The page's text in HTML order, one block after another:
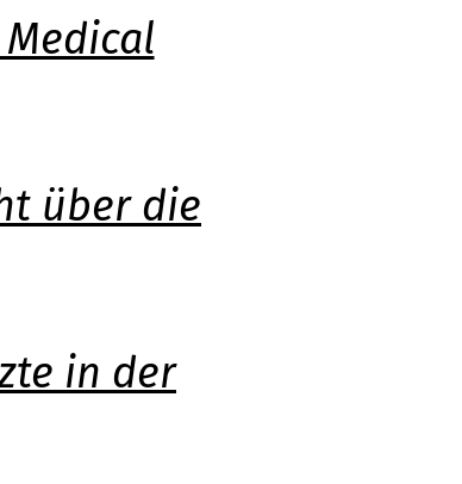
über die
in der